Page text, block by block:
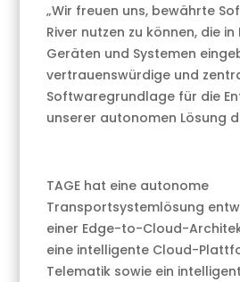
„Wir freuen uns, bewährte
River nutzen zu können, die
Geräten und Systemen
vertrauenswürdige und
Softwaregrundlage für die
unserer autonomen Lösung
TAGE hat eine autonome
Transportsystemlösung
einer Edge-to-Cloud-
eine intelligente Cloud-
Telematik sowie ein